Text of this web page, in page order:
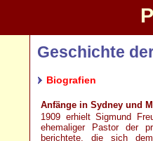
Geschichte
Biografien
Anfänge in Sydney und
1909 erhielt Sigmund
ehemaliger Pastor der
berichtete, die sich